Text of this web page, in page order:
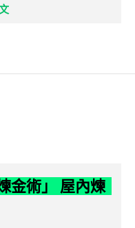
金術」 屋內煉